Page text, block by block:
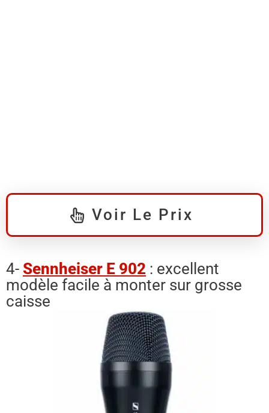
Voir Le Prix
4- Sennheiser E 902 : excellent
modèle facile à monter sur grosse
caisse